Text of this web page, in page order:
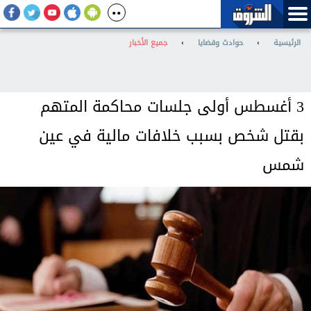
الرئيسية › حوادث وقضايا › جميع الأخبار
3 أغسطس أولى جلسات محاكمة المتهم
بقتل شخص بسبب خلافات مالية في عين
شمس